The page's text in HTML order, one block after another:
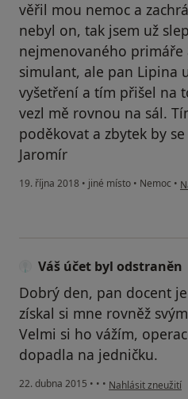
věřil mou nemoc a
nebyl on, tak jsem už
nejmenovaného primáře
simulant, ale pan Lipina
vyšetření a tím přišel na
vezl mě rovnou na sál.
poděkovat a zbytek by
Jaromír
19. října 2018 • jiné místo • Nemoc •
Váš účet byl odstraněn
Dobrý den, pan docent
získal si mne rovněž
Velmi si ho vážím,
dopadla na jedničku.
22. dubna 2015 • • • podle názoru
Nahlásit zneužití